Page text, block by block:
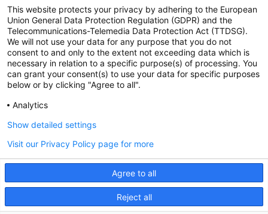
Zertifiziert für das QM-System nach DIN EN
ISO 9001: 2015, Reg.-Nr. 44 100 091350
durch TÜV NORD CERT
Zertifiziert für Sicherheits- und
Zertifiziert als qualifiziertes Unternehmen für
öffentliche Aufträge durch das ABZ Bayern
im Auftrag der IHK und Handwerks-
kammern in Bayern
This website protects your privacy by adhering to the European
Union General Data Protection Regulation (GDPR) and the
Telecommunications-Telemedia Data Protection Act (TTDSG).
We will not use your data for any purpose that you do not
consent to and only to the extent not exceeding data which is
necessary in relation to a specific purpose(s) of processing. You
can grant your consent(s) to use your data for specific purposes
below or by clicking "Agree to all".
Analytics
Agree to all
Reject all
Show detailed settings
Visit our Privacy Policy page for more